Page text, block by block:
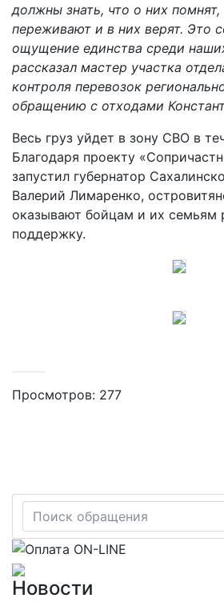
должны знать, что о них помнят,
переживают и в них верят. Это
ощущение единства среди
рассказал мастер участка
контроля перевозок
обращению с отходами
Весь груз уйдет в зону СВО в
Благодаря проекту
запустил губернатор
Валерий Лимаренко,
оказывают бойцам и их семьям
поддержку.
Просмотров: 277
Новости